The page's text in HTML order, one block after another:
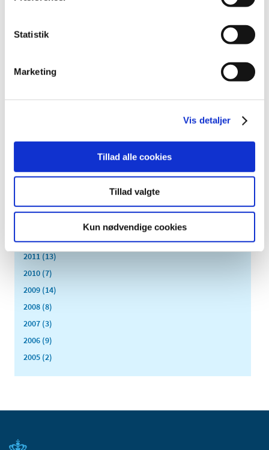
Statistik
Marketing
Vis detaljer
Tillad alle cookies
Tillad valgte
Kun nødvendige cookies
marts (13)
januar (25)
2018 (150)
2016 (167)
2014 (44)
2012 (44)
2011 (13)
2010 (7)
2009 (14)
2008 (8)
2007 (3)
2006 (9)
2005 (2)